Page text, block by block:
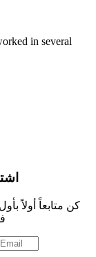
in several
كن متابعاً أولاً